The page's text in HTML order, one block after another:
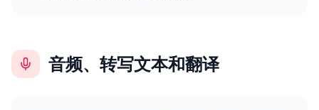
音频、转写文本和翻译